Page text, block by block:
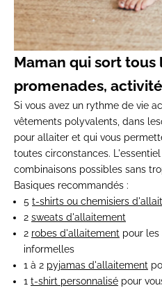
Maman qui sort tous
promenades,
Si vous avez un rythme de vie
vêtements polyvalents, dans
pour allaiter et qui vous
toutes circonstances.
combinaisons possibles sans
Basiques recommandés :
5 t-shirts ou chemisiers
2 sweats d'allaitement
2 robes d'allaitement pour
informelles
1 à 2 pyjamas d'allaitement
1 t-shirt personnalisé pour